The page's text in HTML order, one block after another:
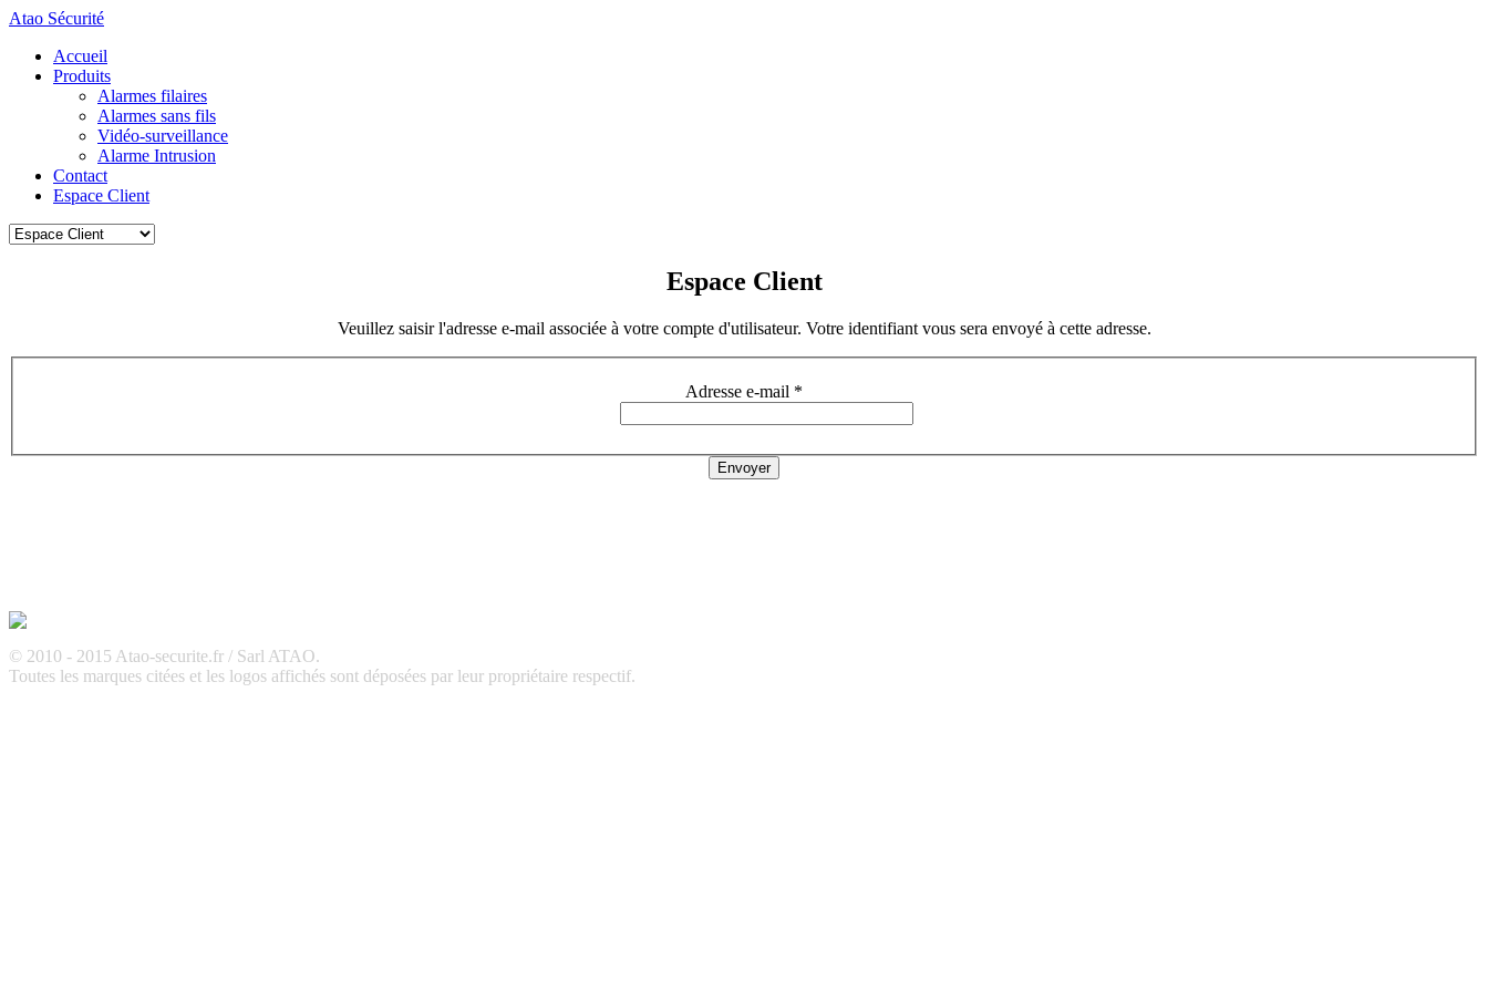
Atao Sécurité
Accueil
Produits
Alarmes filaires
Alarmes sans fils
Vidéo-surveillance
Alarme Intrusion
Contact
Espace Client
Espace Client
Veuillez saisir l'adresse e-mail associée à votre compte d'utilisateur. Votre identifiant vous sera envoyé à cette adresse.
Adresse e-mail *
Envoyer
© 2010 - 2015 Atao-securite.fr / Sarl ATAO.
Toutes les marques citées et les logos affichés sont déposées par leur propriétaire respectif.